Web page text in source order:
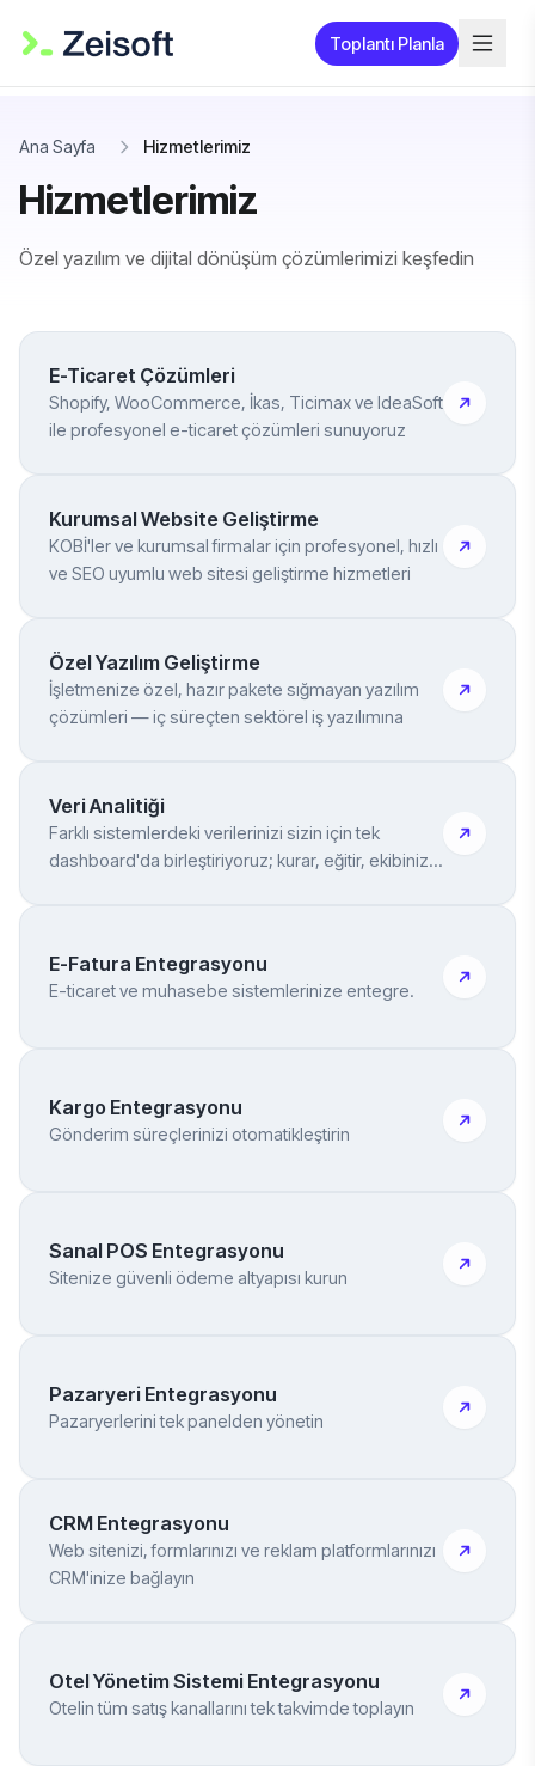
Toplantı Planla
Ana Sayfa Hizmetlerimiz
Hizmetlerimiz
Özel yazılım ve dijital dönüşüm çözümlerimizi keşfedin
E-Ticaret Çözümleri
Shopify, WooCommerce, İkas, Ticimax ve IdeaSoft
ile profesyonel e-ticaret çözümleri sunuyoruz
Kurumsal Website Geliştirme
KOBİ'ler ve kurumsal firmalar için profesyonel, hızlı
ve SEO uyumlu web sitesi geliştirme hizmetleri
Özel Yazılım Geliştirme
İşletmenize özel, hazır pakete sığmayan yazılım
çözümleri — iç süreçten sektörel iş yazılımına
Veri Analitiği
Farklı sistemlerdeki verilerinizi sizin için tek
dashboard'da birleştiriyoruz; kurar, eğitir, ekibinize
E-Fatura Entegrasyonu
E-ticaret ve muhasebe sistemlerinize entegre.
Kargo Entegrasyonu
Gönderim süreçlerinizi otomatikleştirin
Sanal POS Entegrasyonu
Sitenize güvenli ödeme altyapısı kurun
Pazaryeri Entegrasyonu
Pazaryerlerini tek panelden yönetin
CRM Entegrasyonu
Web sitenizi, formlarınızı ve reklam platformlarınızı
CRM'inize bağlayın
Otel Yönetim Sistemi Entegrasyonu
Otelin tüm satış kanallarını tek takvimde toplayın